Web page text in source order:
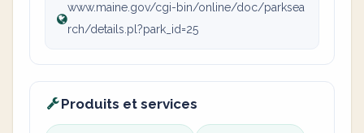
www.maine.gov/cgi-bin/online/doc/parksea
rch/details.pl?park_id=25
Produits et services